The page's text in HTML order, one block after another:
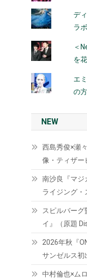
デ
ラ
＜
を
エ
の
NEW
西島秀俊×瀬
像・ティザー
南沙良『マジ
ライジング・
スピルバー
イ』（原題
2026年秋『
サンゼルス初
中村倫也×ム